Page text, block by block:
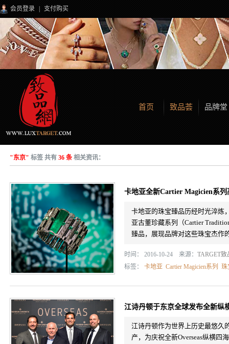
会员登录 支付购买
首页 致品荟 品牌堂
"东京" 标签 共有 36 条相关资讯：
卡地亚全新Cartier Magicien系
卡地亚的珠宝臻品历经时光淬炼
亚古董珍藏系列（Cartier
臻品，展现品牌对这些珠宝杰作
时间： 2016-10-24 来源： TARGET致
标签： 卡地亚 Cartier Magicien系列 珠
江诗丹顿于东京全球发布全新纵
江诗丹顿作为世界上历史最悠久
产，为庆祝全新Overseas纵横四